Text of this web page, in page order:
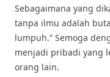
Sebagaimana yang
tanpa ilmu adalah
lumpuh.” Semoga
menjadi pribadi yang
orang lain.